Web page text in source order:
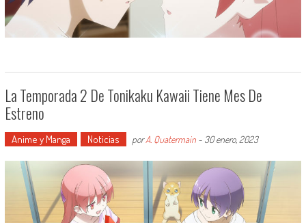
La Temporada 2 De Tonikaku Kawaii Tiene Mes De
Estreno
Anime y Manga Noticias porA. Quatermain- 30 enero, 2023